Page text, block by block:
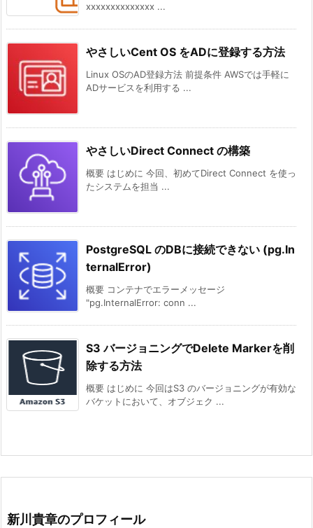
xxxxxxxxxxxxxx ...
やさしいCent OS をADに登録する方法
Linux OSのAD登録方法 前提条件 AWSでは手軽に
ADサービスを利用する ...
やさしいDirect Connect の構築
概要 はじめに 今回、初めてDirect Connect を使っ
たシステムを担当 ...
PostgreSQL のDBに接続できない (pg.In
ternalError)
概要 コンテナでエラーメッセージ
"pg.InternalError: conn ...
S3 バージョニングでDelete Markerを削
除する方法
概要 はじめに 今回はS3 のバージョニングが有効な
バケットにおいて、オブジェク ...
新川貴章のプロフィール